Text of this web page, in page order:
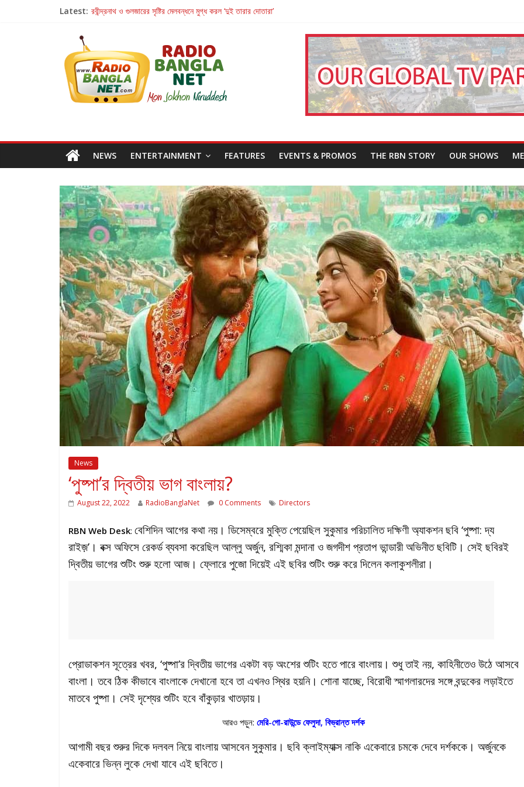
Latest: রবীন্দ্রনাথ ও গুলজারের সৃষ্টির মেলবন্ধনে মুগ্ধ করল ‘দুই তারার দোতারা’
Retribution: A Thought-Provoking Short Film That Challenges Our Understanding of Justice
হাওয়া বদলের টলিউডে ‘তুমি এলে তাই’
NEWS ENTERTAINMENT FEATURES EVENTS & PROMOS THE RBN STORY OUR SHOWS
News
‘পুষ্পা’র দ্বিতীয় ভাগ বাংলায়?
August 22, 2022 RadioBanglaNet 0 Comments Directors
RBN Web Desk: বেশিদিন আগের কথা নয়। ডিসেম্বরে মুক্তি পেয়েছিল সুকুমার পরিচালিত দক্ষিণী অ্যাকশন ছবি ‘পুষ্পা: দ্য
রাইজ়’। বক্স অফিসে রেকর্ড ব্যবসা করেছিল আল্লু অর্জুন, রশ্মিকা মন্দানা ও জগদীশ প্রতাপ ভান্ডারী অভিনীত ছবিটি। সেই ছবিরই
দ্বিতীয় ভাগের শুটিং শুরু হলো আজ। ফ্লোরে পুজো দিয়েই এই ছবির শুটিং শুরু করে দিলেন কলাকুশলীরা।
প্রোডাকশন সূত্রের খবর, ‘পুষ্পা’র দ্বিতীয় ভাগের একটা বড় অংশের শুটিং হতে পারে বাংলায়। শুধু তাই নয়, কাহিনীতেও উঠে আসবে
বাংলা। তবে ঠিক কীভাবে বাংলাকে দেখানো হবে তা এখনও স্থির হয়নি। শোনা যাচ্ছে, বিরোধী স্মাগলারদের সঙ্গে বন্দুকের লড়াইতে
মাতবে পুষ্পা। সেই দৃশ্যের শুটিং হবে বাঁকুড়ার খাতড়ায়।
আরও পড়ুন: মেরি-গো-রাউন্ডে ফেলুদা, বিভ্রান্ত দর্শক
আগামী বছর শুরুর দিকে দলবল নিয়ে বাংলায় আসবেন সুকুমার। ছবি ক্লাইম্যাক্স নাকি একেবারে চমকে দেবে দর্শককে। অর্জুনকে
একেবারে ভিন্ন লুকে দেখা যাবে এই ছবিতে।